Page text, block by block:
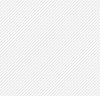
Muriel
Le CDN
La Troupe et
L’Équipe